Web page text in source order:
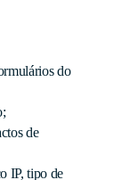
do
de
IP, tipo de